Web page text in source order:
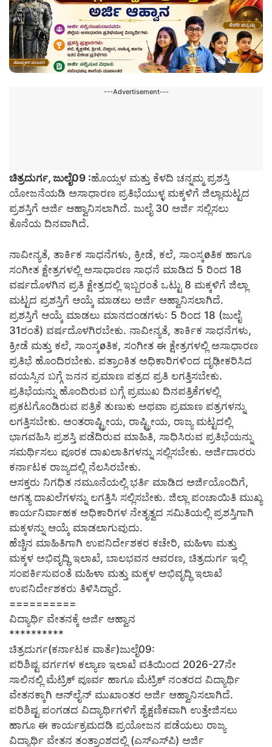
---Advertisement---
ಚಿತ್ರದುರ್ಗ, ಜುಲೈ09 :ಹೊಯ್ಸಳ ಮತ್ತು ಕೆಳದಿ ಚನ್ನಮ್ಮ ಪ್ರಶಸ್ತಿ
ಯೋಜನೆಯಡಿ ಅಸಾಧಾರಣ ಪ್ರತಿಭೆಯುಳ್ಳ ಮಕ್ಕಳಿಗೆ ಜಿಲ್ಲಾಮಟ್ಟದ
ಪ್ರಶಸ್ತಿಗೆ ಅರ್ಜಿ ಆಹ್ವಾನಿಸಲಾಗಿದೆ. ಜುಲೈ 30 ಅರ್ಜಿ ಸಲ್ಲಿಸಲು
ಕೊನೆಯ ದಿನವಾಗಿದೆ.
ನಾವೀನ್ಯತೆ, ತಾರ್ಕಿಕ ಸಾಧನೆಗಳು, ಕ್ರೀಡೆ, ಕಲೆ, ಸಾಂಸ್ಕøತಿಕ ಹಾಗೂ
ಸಂಗೀತ ಕ್ಷೇತ್ರಗಳಲ್ಲಿ ಅಸಾಧಾರಣ ಸಾಧನೆ ಮಾಡಿದ 5 ರಿಂದ 18
ವರ್ಷದೊಳಗಿನ ಪ್ರತಿ ಕ್ಷೇತ್ರದಲ್ಲಿ ಇಬ್ಬರಂತೆ ಒಟ್ಟು 8 ಮಕ್ಕಳಿಗೆ ಜಿಲ್ಲಾ
ಮಟ್ಟದ ಪ್ರಶಸ್ತಿಗೆ ಆಯ್ಕೆ ಮಾಡಲು ಅರ್ಜಿ ಆಹ್ವಾನಿಸಲಾಗಿದೆ.
ಪ್ರಶಸ್ತಿಗೆ ಆಯ್ಕೆ ಮಾಡಲು ಮಾನದಂಡಗಳು: 5 ರಿಂದ 18 (ಜುಲೈ
31ರಂತೆ) ವರ್ಷದೊಳಗಿರಬೇಕು. ನಾವೀನ್ಯತೆ, ತಾರ್ಕಿಕ ಸಾಧನೆಗಳು,
ಕ್ರೀಡೆ ಮತ್ತು ಕಲೆ, ಸಾಂಸ್ಕøತಿಕ, ಸಂಗೀತ ಈ ಕ್ಷೇತ್ರಗಳಲ್ಲಿ ಅಸಾಧಾರಣ
ಪ್ರತಿಭೆ ಹೊಂದಿರಬೇಕು. ಪತ್ರಾಂಕಿತ ಅಧಿಕಾರಿಗಳಿಂದ ದೃಢೀಕರಿಸಿದ
ವಯಸ್ಸಿನ ಬಗ್ಗೆ ಜನನ ಪ್ರಮಾಣ ಪತ್ರದ ಪ್ರತಿ ಲಗತ್ತಿಸಬೇಕು.
ಪ್ರತಿಭೆಯನ್ನು ಹೊಂದಿರುವ ಬಗ್ಗೆ ಪ್ರಮುಖ ದಿನಪತ್ರಿಕೆಗಳಲ್ಲಿ
ಪ್ರಕಟಗೊಂಡಿರುವ ಪತ್ರಿಕೆ ತುಣುಕು ಅಥವಾ ಪ್ರಮಾಣ ಪತ್ರಗಳನ್ನು
ಲಗತ್ತಿಸಬೇಕು. ಅಂತರಾಷ್ಟ್ರೀಯ, ರಾಷ್ಟ್ರೀಯ, ರಾಜ್ಯ ಮಟ್ಟದಲ್ಲಿ
ಭಾಗವಹಿಸಿ ಪ್ರಶಸ್ತಿ ಪಡೆದಿರುವ ಮಾಹಿತಿ, ಸಾಧಿಸಿರುವ ಪ್ರತಿಭೆಯನ್ನು
ಸಮರ್ಥಿಸಲು ಪೂರಕ ದಾಖಲಾತಿಗಳನ್ನು ಸಲ್ಲಿಸಬೇಕು. ಅರ್ಜಿದಾರರು
ಕರ್ನಾಟಕ ರಾಜ್ಯದಲ್ಲಿ ನೆಲಸಿರಬೇಕು.
ಆಸಕ್ತರು ನಿಗಧಿತ ನಮೂನೆಯಲ್ಲಿ ಭರ್ತಿ ಮಾಡಿದ ಅರ್ಜಿಯೊಂದಿಗೆ,
ಅಗತ್ಯ ದಾಖಲೆಗಳನ್ನು ಲಗತ್ತಿಸಿ ಸಲ್ಲಿಸಬೇಕು. ಜಿಲ್ಲಾ ಪಂಚಾಯಿತಿ ಮುಖ್ಯ
ಕಾರ್ಯನಿರ್ವಾಹಕ ಅಧಿಕಾರಿಗಳ ನೇತೃತ್ವದ ಸಮಿತಿಯಲ್ಲಿ ಪ್ರಶಸ್ತಿಗಾಗಿ
ಮಕ್ಕಳನ್ನು ಆಯ್ಕೆ ಮಾಡಲಾಗುವುದು.
ಹೆಚ್ಚಿನ ಮಾಹಿತಿಗಾಗಿ ಉಪನಿರ್ದೇಶಕರ ಕಚೇರಿ, ಮಹಿಳಾ ಮತ್ತು
ಮಕ್ಕಳ ಅಭಿವೃದ್ಧಿ ಇಲಾಖೆ, ಬಾಲಭವನ ಆವರಣ, ಚಿತ್ರದುರ್ಗ ಇಲ್ಲಿ
ಸಂಪರ್ಕಿಸುವಂತೆ ಮಹಿಳಾ ಮತ್ತು ಮಕ್ಕಳ ಅಭಿವೃದ್ಧಿ ಇಲಾಖೆ
ಉಪನಿರ್ದೇಶಕರು ತಿಳಿಸಿದ್ದಾರೆ.
==========
ವಿದ್ಯಾರ್ಥಿ ವೇತನಕ್ಕೆ ಅರ್ಜಿ ಆಹ್ವಾನ
**********
ಚಿತ್ರದುರ್ಗ(ಕರ್ನಾಟಕ ವಾರ್ತೆ)ಜುಲೈ09:
ಪರಿಶಿಷ್ಟ ವರ್ಗಗಳ ಕಲ್ಯಾಣ ಇಲಾಖೆ ವತಿಯಿಂದ 2026-27ನೇ
ಸಾಲಿನಲ್ಲಿ ಮೆಟ್ರಿಕ್ ಪೂರ್ವ ಹಾಗೂ ಮೆಟ್ರಿಕ್ ನಂತರದ ವಿದ್ಯಾರ್ಥಿ
ವೇತನಕ್ಕಾಗಿ ಆನ್‍ಲೈನ್ ಮುಖಾಂತರ ಅರ್ಜಿ ಆಹ್ವಾನಿಸಲಾಗಿದೆ.
ಪರಿಶಿಷ್ಟ ಪಂಗಡದ ವಿದ್ಯಾರ್ಥಿಗಳಿಗೆ ಶೈಕ್ಷಣಿಕವಾಗಿ ಉತ್ತೇಜಿಸಲು
ಹಾಗೂ ಈ ಕಾರ್ಯಕ್ರಮದಡಿ ಪ್ರಯೋಜನ ಪಡೆಯಲು ರಾಜ್ಯ
ವಿದ್ಯಾರ್ಥಿ ವೇತನ ತಂತ್ರಾಂಶದಲ್ಲಿ (ಎಸ್‍ಎಸ್‍ಪಿ) ಅರ್ಜಿ